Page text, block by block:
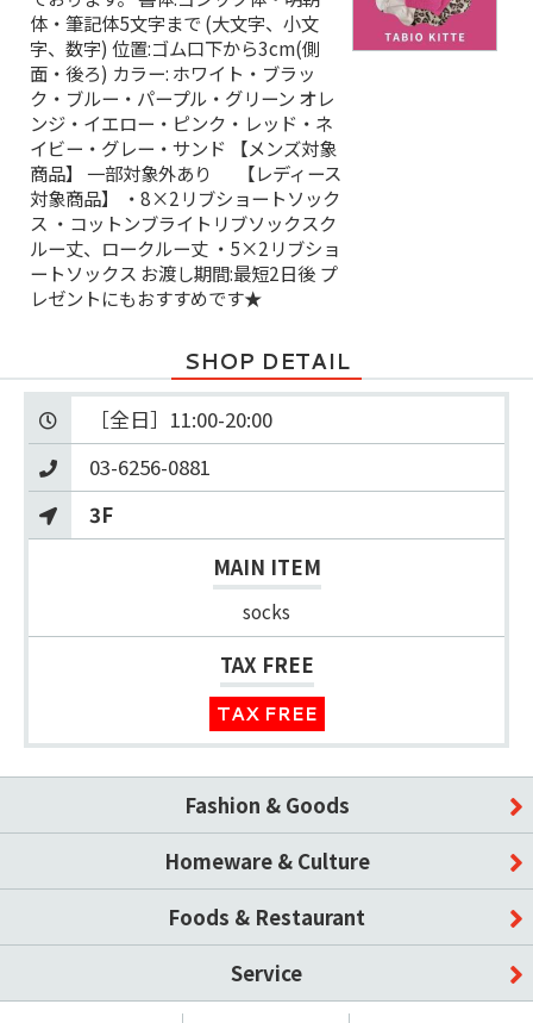
体・筆記体5文字まで (大文字、小文
字、数字) 位置:ゴム口下から3cm(側
面・後ろ) カラー: ホワイト・ブラッ
ク・ブルー・パープル・グリーン オレ
ンジ・イエロー・ピンク・レッド・ネ
イビー・グレー・サンド 【メンズ対象
商品】 一部対象外あり 【レディース
対象商品】 ・8×2リブショートソック
ス ・コットンブライトリブソックスク
ルー丈、ロークルー丈 ・5×2リブショ
ートソックス お渡し期間:最短2日後 プ
レゼントにもおすすめです★
SHOP DETAIL
03-6256-0881
3F
MAIN ITEM
socks
TAX FREE
TAX FREE
Fashion & Goods
Homeware & Culture
Foods & Restaurant
Service